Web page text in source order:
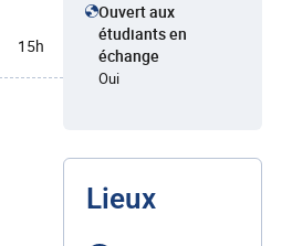
15h
Ouvert aux
étudiants en
échange
Oui
Lieux